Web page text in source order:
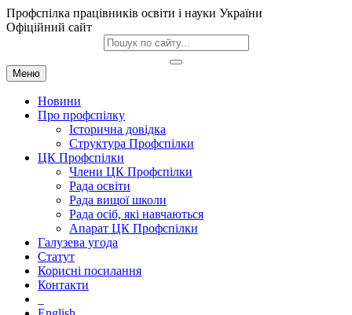
Профспілка працівників освіти і науки України
Офіційний сайт
Меню
Новини
Про профспілку
Історична довідка
Структура Профспілки
ЦК Профспілки
Члени ЦК Профспілки
Рада освіти
Рада вищої школи
Рада осіб, які навчаються
Апарат ЦК Профспілки
Галузева угода
Статут
Корисні посилання
Контакти